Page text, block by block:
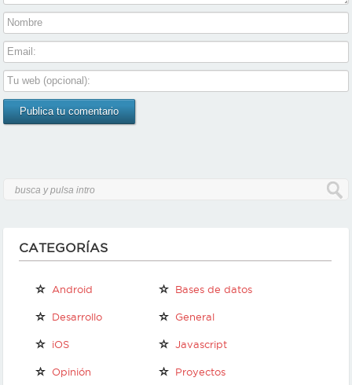
CATEGORÍAS
Android Bases de datos
Desarrollo General
iOS Javascript
Opinión Proyectos